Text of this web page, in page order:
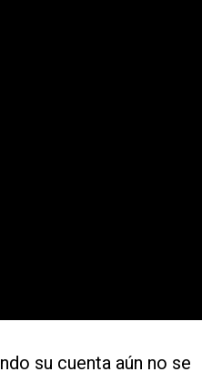
su cuenta aún no se